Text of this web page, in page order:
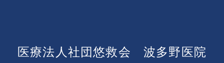
医療法人社団悠救会 波多野医院